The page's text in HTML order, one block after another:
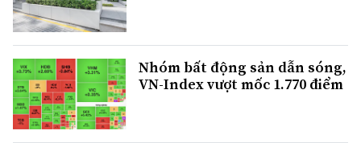
Nhóm bất động sản dẫn sóng,
VN-Index vượt mốc 1.770 điểm